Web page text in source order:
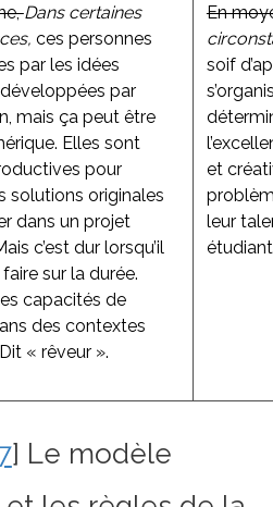
Dans certaines
ces personnes
par les idées
par
mais ça peut être
Elles sont
pour
solutions originales
dans un projet
c’est dur lorsqu’il
faire sur la durée.
capacités de
des contextes
« rêveur ».
En
soif
et
leur
] Le modèle